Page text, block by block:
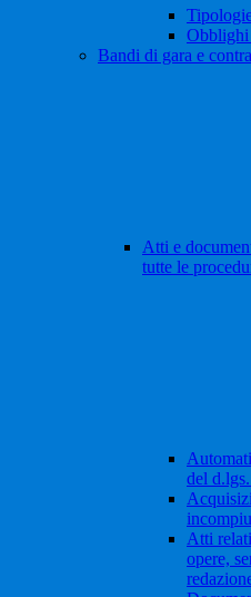
Obblighi
Bandi di gara e
Atti e
tutte le
del
Atti
opere,